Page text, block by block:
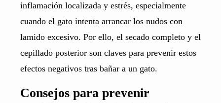
inflamación localizada y estrés, especialmente
cuando el gato intenta arrancar los nudos con
lamido excesivo. Por ello, el secado completo y el
cepillado posterior son claves para prevenir estos
efectos negativos tras bañar a un gato.
Consejos para prevenir